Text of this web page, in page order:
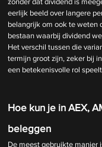
eerlijk beeld over langere
belangrijk om ook te weten
bestaan waarbij dividend
Het verschil tussen die
termijn groot zijn, zeker bij
een betekenisvolle rol
Hoe kun je in AEX,
beleggen
De meest gebruikte manier